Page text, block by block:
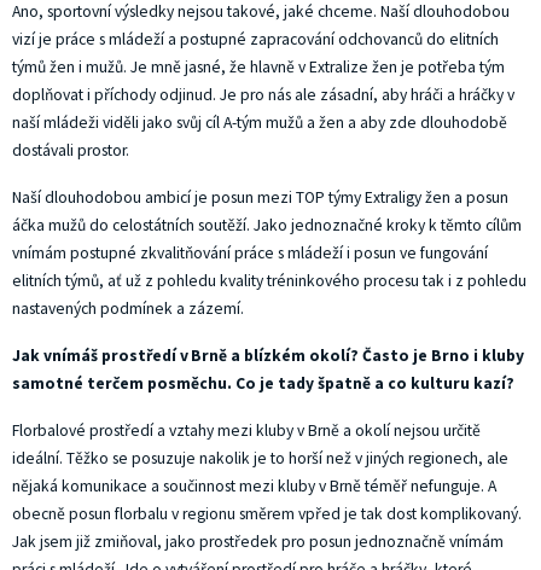
Ano, sportovní výsledky nejsou takové, jaké chceme. Naší dlouhodobou
vizí je práce s mládeží a postupné zapracování odchovanců do elitních
týmů žen i mužů. Je mně jasné, že hlavně v Extralize žen je potřeba tým
doplňovat i příchody odjinud. Je pro nás ale zásadní, aby hráči a hráčky v
naší mládeži viděli jako svůj cíl A-tým mužů a žen a aby zde dlouhodobě
dostávali prostor.
Naší dlouhodobou ambicí je posun mezi TOP týmy Extraligy žen a posun
áčka mužů do celostátních soutěží. Jako jednoznačné kroky k těmto cílům
vnímám postupné zkvalitňování práce s mládeží i posun ve fungování
elitních týmů, ať už z pohledu kvality tréninkového procesu tak i z pohledu
nastavených podmínek a zázemí.
Jak vnímáš prostředí v Brně a blízkém okolí? Často je Brno i kluby
samotné terčem posměchu. Co je tady špatně a co kulturu kazí?
Florbalové prostředí a vztahy mezi kluby v Brně a okolí nejsou určitě
ideální. Těžko se posuzuje nakolik je to horší než v jiných regionech, ale
nějaká komunikace a součinnost mezi kluby v Brně téměř nefunguje. A
obecně posun florbalu v regionu směrem vpřed je tak dost komplikovaný.
Jak jsem již zmiňoval, jako prostředek pro posun jednoznačně vnímám